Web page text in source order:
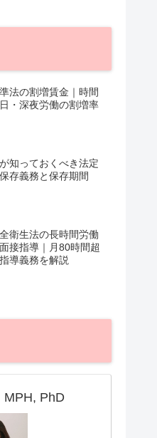
法の割増賃金｜時間
・深夜労働の割増率
知っておくべき法定
存義務と保存期間
衛生法の長時間労働
接指導｜月80時間超
導義務を解説
MPH, PhD